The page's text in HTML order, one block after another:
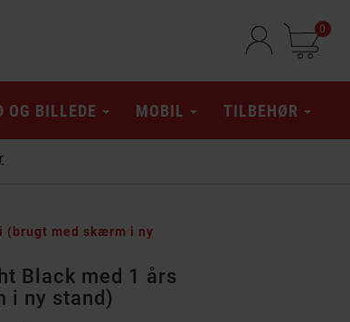
0
OG BILLEDE MOBIL TILBEHØR
(brugt med skærm i ny
Black med 1 års
i ny stand)